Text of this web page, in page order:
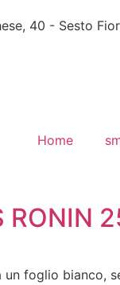
40 - Sesto
Home
RONIN
un foglio bianco,